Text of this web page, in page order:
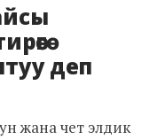
деп
жана чет элдик